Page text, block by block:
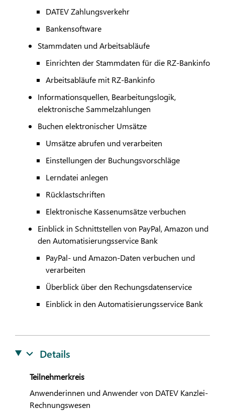
DATEVZahlungsverkehr
Bankensoftware
Stammdaten und Arbeitsabläufe
Einrichten der Stammdaten für die RZ-Bankinfo
Arbeitsabläufe mit RZ-Bankinfo
Informationsquellen, Bearbeitungslogik,
elektronische Sammelzahlungen
Buchen elektronischer Umsätze
Umsätze abrufen und verarbeiten
Einstellungen der Buchungsvorschläge
Lerndatei anlegen
Rücklastschriften
Elektronische Kassenumsätze verbuchen
Einblick in Schnittstellen von PayPal, Amazon und
den Automatisierungsservice Bank
PayPal- und Amazon-Daten verbuchen und
verarbeiten
Überblick über den Rechungsdatenservice
Einblick in den Automatisierungsservice Bank
Details
Teilnehmerkreis
Anwenderinnen und Anwender von DATEVKanzlei-
Rechnungswesen